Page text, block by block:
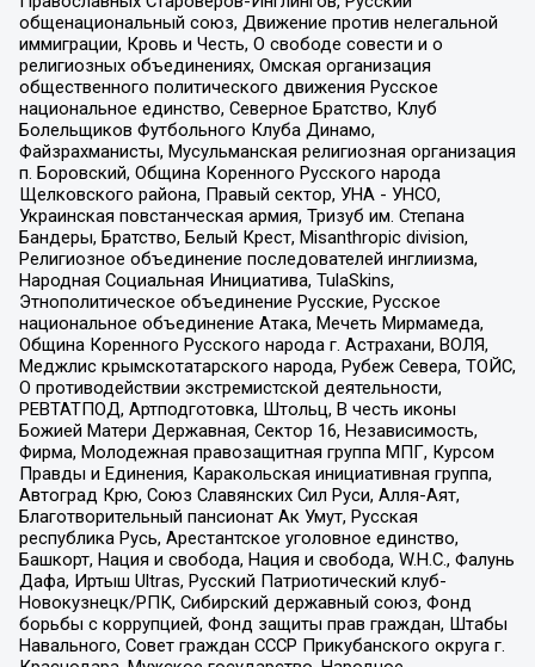
общенациональный союз, Движение против нелегальной
иммиграции, Кровь и Честь, О свободе совести и о
религиозных объединениях, Омская организация
общественного политического движения Русское
национальное единство, Северное Братство, Клуб
Болельщиков Футбольного Клуба Динамо,
Файзрахманисты, Мусульманская религиозная организация
п. Боровский, Община Коренного Русского народа
Щелковского района, Правый сектор, УНА - УНСО,
Украинская повстанческая армия, Тризуб им. Степана
Бандеры, Братство, Белый Крест, Misanthropic division,
Религиозное объединение последователей инглиизма,
Народная Социальная Инициатива, TulaSkins,
Этнополитическое объединение Русские, Русское
национальное объединение Атака, Мечеть Мирмамеда,
Община Коренного Русского народа г. Астрахани, ВОЛЯ,
Меджлис крымскотатарского народа, Рубеж Севера, ТОЙС,
О противодействии экстремистской деятельности,
РЕВТАТПОД, Артподготовка, Штольц, В честь иконы
Божией Матери Державная, Сектор 16, Независимость,
Фирма, Молодежная правозащитная группа МПГ, Курсом
Правды и Единения, Каракольская инициативная группа,
Автоград Крю, Союз Славянских Сил Руси, Алля-Аят,
Благотворительный пансионат Ак Умут, Русская
республика Русь, Арестантское уголовное единство,
Башкорт, Нация и свобода, Нация и свобода, W.H.С., Фалунь
Дафа, Иртыш Ultras, Русский Патриотический клуб-
Новокузнецк/РПК, Сибирский державный союз, Фонд
борьбы с коррупцией, Фонд защиты прав граждан, Штабы
Навального, Совет граждан СССР Прикубанского округа г.